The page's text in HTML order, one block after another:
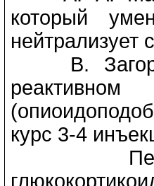
который
нейтрализует
В.
курс 3-4